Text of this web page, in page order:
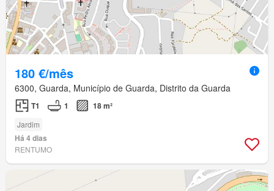
180 €/mês
6300, Guarda, Município de Guarda, Distrito da Guarda
T1 1 18 m²
Jardim
Há 4 dias
RENTUMO